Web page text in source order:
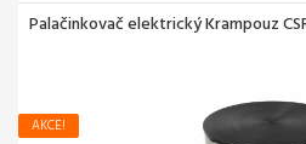
Palačinkovač elektrický Krampouz
AKCE!